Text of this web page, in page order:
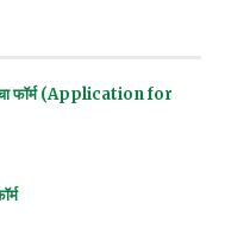
फॉर्म (Application for